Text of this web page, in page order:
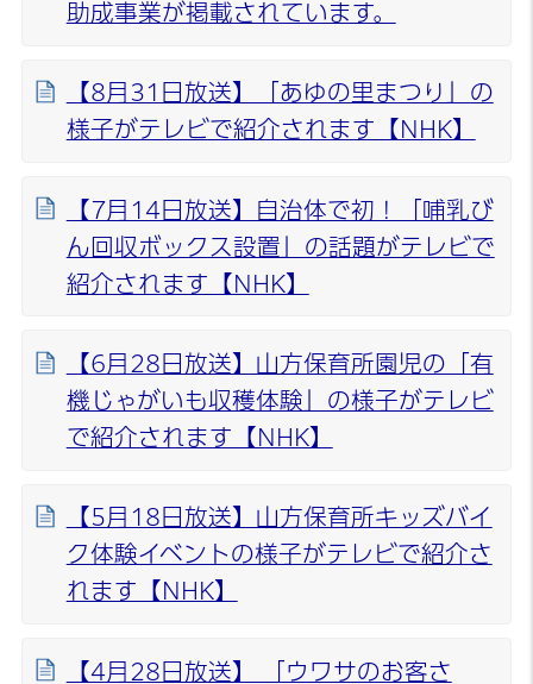
助成事業が掲載されています。
【8月31日放送】「あゆの里まつり」の
様子がテレビで紹介されます【NHK】
【7月14日放送】自治体で初！「哺乳び
ん回収ボックス設置」の話題がテレビで
紹介されます【NHK】
【6月28日放送】山方保育所園児の「有
機じゃがいも収穫体験」の様子がテレビ
で紹介されます【NHK】
【5月18日放送】山方保育所キッズバイ
ク体験イベントの様子がテレビで紹介さ
れます【NHK】
【4月28日放送】 「ウワサのお客さ